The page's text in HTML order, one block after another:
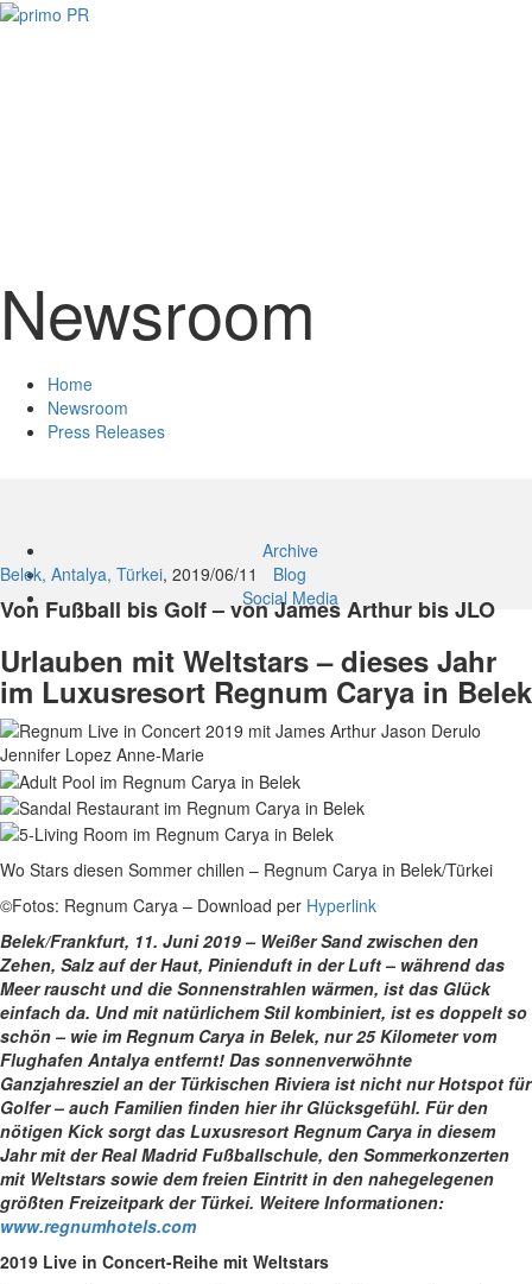
Newsroom
Home
Newsroom
Press Releases
Archive
Blog
Social Media
Belek, Antalya, Türkei, 2019/06/11
Von Fußball bis Golf – von James Arthur bis JLO
Urlauben mit Weltstars – dieses Jahr
im Luxusresort Regnum Carya in Belek
Wo Stars diesen Sommer chillen – Regnum Carya in Belek/Türkei
©Fotos: Regnum Carya – Download per Hyperlink
Belek/Frankfurt, 11. Juni 2019 – Weißer Sand zwischen den
Zehen, Salz auf der Haut, Pinienduft in der Luft – während das
Meer rauscht und die Sonnenstrahlen wärmen, ist das Glück
einfach da. Und mit natürlichem Stil kombiniert, ist es doppelt so
schön – wie im Regnum Carya in Belek, nur 25 Kilometer vom
Flughafen Antalya entfernt! Das sonnenverwöhnte
Ganzjahresziel an der Türkischen Riviera ist nicht nur Hotspot für
Golfer – auch Familien finden hier ihr Glücksgefühl. Für den
nötigen Kick sorgt das Luxusresort Regnum Carya in diesem
Jahr mit der Real Madrid Fußballschule, den Sommerkonzerten
mit Weltstars sowie dem freien Eintritt in den nahegelegenen
größten Freizeitpark der Türkei. Weitere Informationen:
www.regnumhotels.com
2019 Live in Concert-Reihe mit Weltstars